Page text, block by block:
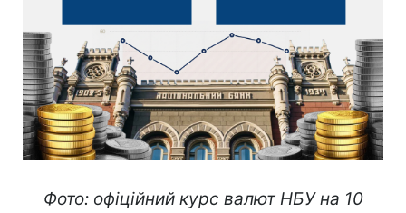
Фото: офіційний курс валют НБУ на 10